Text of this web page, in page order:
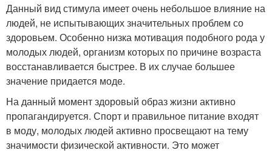
Данный вид стимула имеет очень небольшое влияние на
людей, не испытывающих значительных проблем со
здоровьем. Особенно низка мотивация подобного рода у
молодых людей, организм которых по причине возраста
восстанавливается быстрее. В их случае большее
значение придается моде.
На данный момент здоровый образ жизни активно
пропагандируется. Спорт и правильное питание входят
в моду, молодых людей активно просвещают на тему
значимости физической активности. Это может